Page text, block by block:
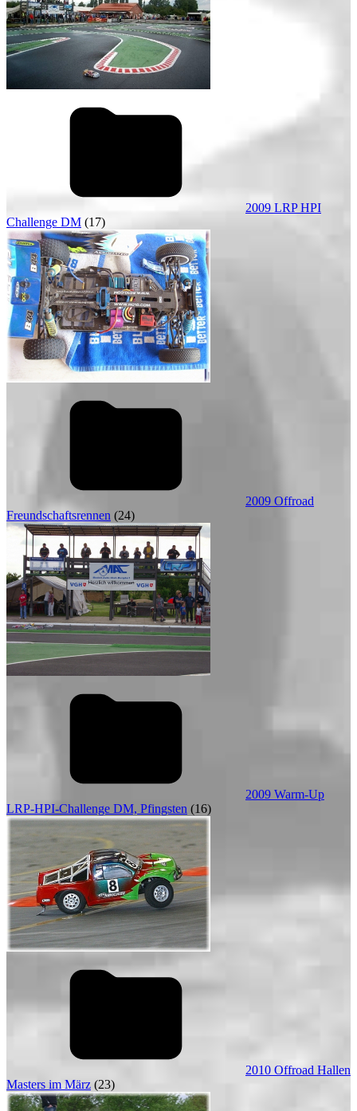
2009 LRP HPI
Challenge DM (17)
2009 Offroad
Freundschaftsrennen (24)
2009 Warm-Up
LRP-HPI-Challenge DM, Pfingsten (16)
2010 Offroad Hallen
Masters im März (23)